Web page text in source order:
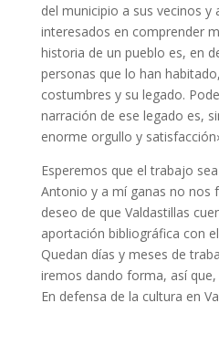
del municipio a sus vecinos y
interesados en comprender
historia de un pueblo es, en
personas que lo han
costumbres y su legado.
narración de ese legado es,
enorme orgullo y
Esperemos que el trabajo
Antonio y a mí ganas no nos
deseo de que Valdastillas
aportación bibliográfica con
Quedan días y meses de
iremos dando forma, así que,
En defensa de la cultura en